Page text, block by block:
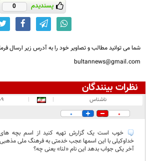
پسندیدم 0
شما می توانید مطالب و تصاویر خود را به آدرس زیر ارسال
bultannews@gmail.com
نظرات بینندگان
در انتظار بررسی:
ناشناس |
|
0
0
خوب است یک گزارش تهیه کنید از اسم بچه های
خداوکیلی با این اسمها عجب خدمتی به فرهنگ ملی
آخر یکی جواب بدهد این نام «لنا» یعنی چه؟